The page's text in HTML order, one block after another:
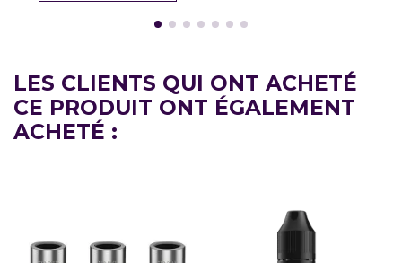
LES CLIENTS QUI ONT ACHETÉ
CE PRODUIT ONT ÉGALEMENT
ACHETÉ :